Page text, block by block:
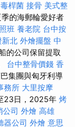
桿菌 接骨 美式整
的海郵輪愛好者
班 養老院 台中按
新北 外燴擺盤 中
的公司保留提取
台中整骨價錢 香
集團與匈牙利導
務所 大里按摩
23日，2025年 烤
公司 外燴 高雄
器公司 外燴 意思